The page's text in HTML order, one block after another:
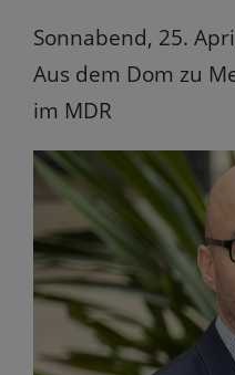
Sonnabend, 25.
Aus dem Dom zu
im MDR